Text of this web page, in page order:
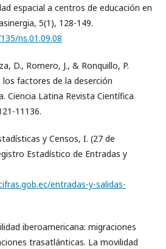
espacial a centros de educación en
5(1), 128-149.
ns.01.09.08
D., Romero, J., & Ronquillo, P.
factores de la deserción
Ciencia Latina Revista Científica
11136.
y Censos, I. (27 de
Estadístico de Entradas y
entradas-y-salidas-
iberoamericana: migraciones
trasatlánticas. La movilidad